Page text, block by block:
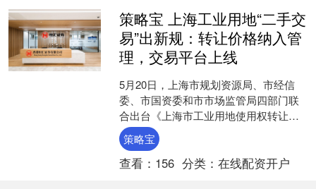
策略宝 上海工业用地“二手交
易”出新规：转让价格纳入管
理，交易平台上线
5月20日，上海市规划资源局、市经信
委、市国资委和市市场监管局四部门联
合出台《上海市工业用地使用权转让、
出租、抵押二级市场管理办法（试
行）》，这意味着成为全国首....
策略宝
查看： 156 分类： 在线配资开户